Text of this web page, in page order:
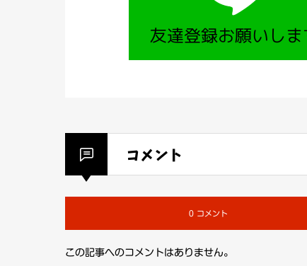
コメント
0 コメント
この記事へのコメントはありません。